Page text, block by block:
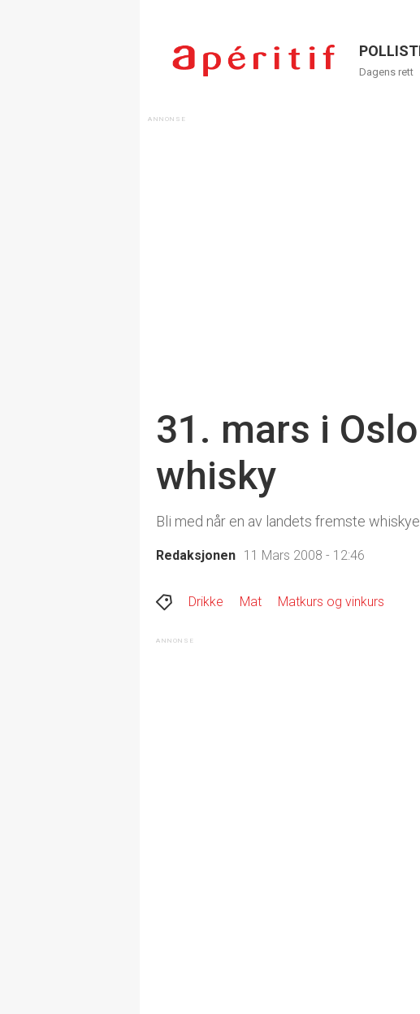
Menu
Dagens rett
31. mars i
whisky
Bli med når en av landets fremste
Redaksjonen 11 Mars 2008 - 12:46
Drikke Mat Matkurs og vinkurs